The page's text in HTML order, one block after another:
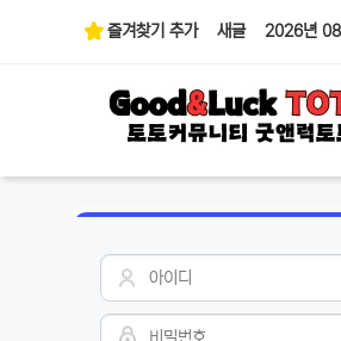
즐겨찾기 추가 새글 2026년